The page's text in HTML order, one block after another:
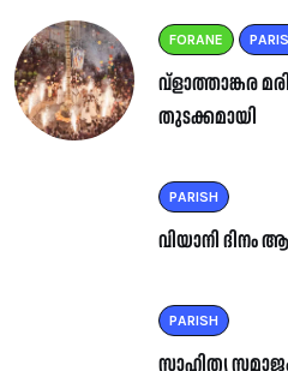
FORANE
വ്ളാത്താങ്കര
തുടക്കമായി
PARISH
വിയാനി ദിനം
PARISH
സാഹിത്യ